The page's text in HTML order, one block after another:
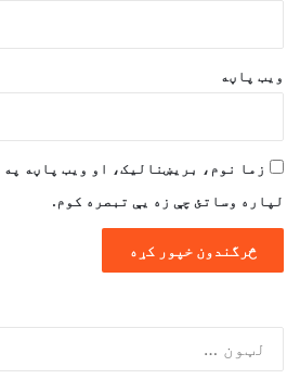
ویب پاڼه
زما نوم، بریښنالیک، او ویب پاڼه
لپاره وساتئ چې زه یې تبصره کوم.